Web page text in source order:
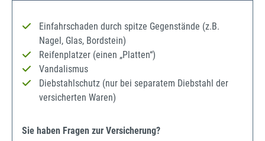
Einfahrschaden durch spitze Gegenstände (z.B.
Nagel, Glas, Bordstein)
Reifenplatzer (einen „Platten“)
Vandalismus
Diebstahlschutz (nur bei separatem Diebstahl der
versicherten Waren)
Sie haben Fragen zur Versicherung?